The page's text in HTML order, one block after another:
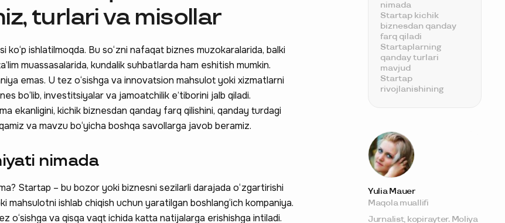
turlari va misollar
ko‘p ishlatilmoqda. Bu so‘zni nafaqat biznes muzokaralarida, balki
muassasalarida, kundalik suhbatlarda ham eshitish mumkin.
emas. U tez o‘sishga va innovatsion mahsulot yoki xizmatlarni
bo‘lib, investitsiyalar va jamoatchilik e’tiborini jalb qiladi.
ekanligini, kichik biznesdan qanday farq qilishini, qanday turdagi
va mavzu bo‘yicha boshqa savollarga javob beramiz.
nimada
Startap – bu bozor yoki biznesni sezilarli darajada o‘zgartirishi
mahsulotni ishlab chiqish uchun yaratilgan boshlang‘ich kompaniya.
o‘sishga va qisqa vaqt ichida katta natijalarga erishishga intiladi.
nimada
Startap kichik
biznesdan qanday
farq qiladi
Startaplarning
qanday turlari
mavjud
Startap
rivojlanishining
startaplar
Yulia Mauer
Maqola muallifi
Jurnalist, kopirayter. Moliya